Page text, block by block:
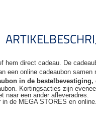
hem direct cadeau. De
een online cadeaubon
in de
Kortingsacties zijn
naar een ander afleveradres.
de MEGA STORES en online.